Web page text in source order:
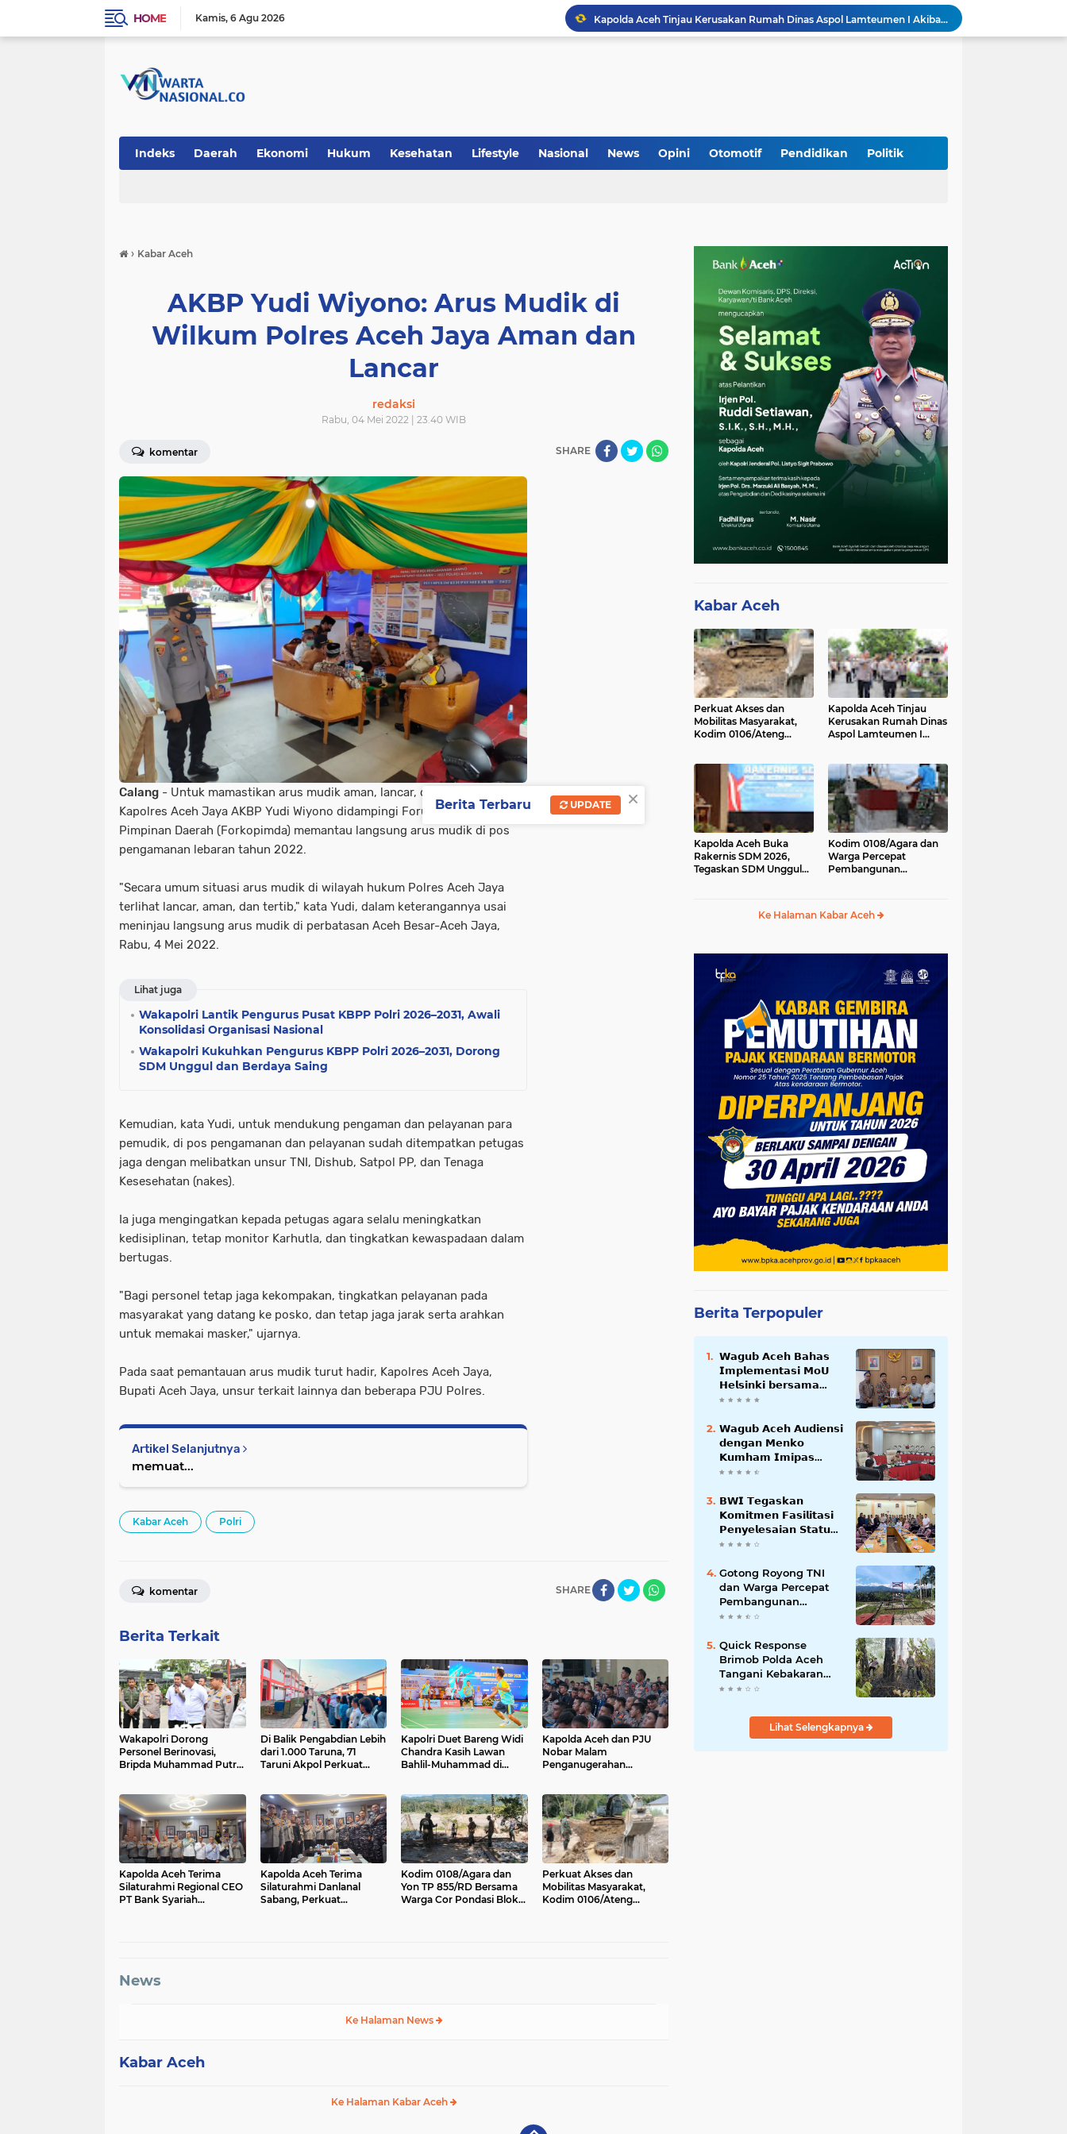
HOME Kamis 6 Agu 2026
Kodim Kota Banda Aceh Gelar Sidang Usul Kenaikan Pangkat Bintara dan Tamtama Periode 1 April 2027
Perkuat Akses dan Mobilitas Masyarakat, Kodim 0106/Ateng Dukung Pembangunan Jembatan Beton di Rusip Antara, Aceh Tengah
Indeks Daerah Ekonomi Hukum Kesehatan Lifestyle Nasional News Opini Otomotif Pendidikan Politik
› Kabar Aceh
AKBP Yudi Wiyono: Arus Mudik di
Wilkum Polres Aceh Jaya Aman dan
Lancar
redaksi
Rabu, 04 Mei 2022 | 23.40 WIB
komentar SHARE
Calang - Untuk mamastikan arus mudik aman, lancar, dan tertib,
Kapolres Aceh Jaya AKBP Yudi Wiyono didampingi Forum Koordinasi
Pimpinan Daerah (Forkopimda) memantau langsung arus mudik di pos
pengamanan lebaran tahun 2022.
"Secara umum situasi arus mudik di wilayah hukum Polres Aceh Jaya
terlihat lancar, aman, dan tertib," kata Yudi, dalam keterangannya usai
meninjau langsung arus mudik di perbatasan Aceh Besar-Aceh Jaya,
Rabu, 4 Mei 2022.
Lihat juga
Wakapolri Lantik Pengurus Pusat KBPP Polri 2026–2031, Awali
Konsolidasi Organisasi Nasional
Wakapolri Kukuhkan Pengurus KBPP Polri 2026–2031, Dorong
SDM Unggul dan Berdaya Saing
Kemudian, kata Yudi, untuk mendukung pengaman dan pelayanan para
pemudik, di pos pengamanan dan pelayanan sudah ditempatkan petugas
jaga dengan melibatkan unsur TNI, Dishub, Satpol PP, dan Tenaga
Kesesehatan (nakes).
Ia juga mengingatkan kepada petugas agara selalu meningkatkan
kedisiplinan, tetap monitor Karhutla, dan tingkatkan kewaspadaan dalam
bertugas.
"Bagi personel tetap jaga kekompakan, tingkatkan pelayanan pada
masyarakat yang datang ke posko, dan tetap jaga jarak serta arahkan
untuk memakai masker," ujarnya.
Pada saat pemantauan arus mudik turut hadir, Kapolres Aceh Jaya,
Bupati Aceh Jaya, unsur terkait lainnya dan beberapa PJU Polres.
Artikel Selanjutnya
memuat...
Kabar Aceh Polri
SHARE
komentar
Berita Terkait
Wakapolri Dorong
Personel Berinovasi,
Bripda Muhammad Putra
Di Balik Pengabdian Lebih
dari 1.000 Taruna, 71
Taruni Akpol Perkuat
Kapolri Duet Bareng Widi
Chandra Kasih Lawan
Bahlil-Muhammad di
Kapolda Aceh dan PJU
Nobar Malam
Penganugerahan
Penghargaan
Kapolda Aceh Terima
Silaturahmi Regional CEO
PT Bank Syariah
Kapolda Aceh Terima
Silaturahmi Danlanal
Sabang, Perkuat
Kodim 0108/Agara dan
Yon TP 855/RD Bersama
Warga Cor Pondasi Blok
Perkuat Akses dan
Mobilitas Masyarakat,
Kodim 0106/Ateng
News
Ke Halaman News
Kabar Aceh
Ke Halaman Kabar Aceh
Kabar Aceh
Perkuat Akses dan
Mobilitas Masyarakat,
Kodim 0106/Ateng
Rusip Antara, Aceh
Tengah
Kapolda Aceh Tinjau
Kerusakan Rumah Dinas
Aspol Lamteumen I
Kapolda Aceh Buka
Rakernis SDM 2026,
Tegaskan SDM Unggul
Kodim 0108/Agara dan
Warga Percepat
Pembangunan
Ke Halaman Kabar Aceh
Berita Terpopuler
𝗪𝗮𝗴𝘂𝗯 𝗔𝗰𝗲𝗵 𝗕𝗮𝗵𝗮𝘀
𝗜𝗺𝗽𝗹𝗲𝗺𝗲𝗻𝘁𝗮𝘀𝗶 𝗠𝗼𝗨
𝗛𝗲𝗹𝘀𝗶𝗻𝗸𝗶 𝗯𝗲𝗿𝘀𝗮𝗺𝗮
𝗦𝗲𝗸𝗿𝗲𝘁𝗮𝗿𝗶𝗮𝘁 𝗡𝗲𝗴𝗮𝗿𝗮
𝗪𝗮𝗴𝘂𝗯 𝗔𝗰𝗲𝗵 𝗔𝘂𝗱𝗶𝗲𝗻𝘀𝗶
𝗱𝗲𝗻𝗴𝗮𝗻 𝗠𝗲𝗻𝗸𝗼
𝗞𝘂𝗺𝗵𝗮𝗺 𝗜𝗺𝗶𝗽𝗮𝘀
𝗧𝗲𝗿𝗸𝗮𝗶𝘁 𝗦𝘁𝗮𝘁𝘂𝘀 𝗪𝗮𝗸𝗮𝗳
𝗕𝗪𝗜 𝗧𝗲𝗴𝗮𝘀𝗸𝗮𝗻
𝗞𝗼𝗺𝗶𝘁𝗺𝗲𝗻 𝗙𝗮𝘀𝗶𝗹𝗶𝘁𝗮𝘀𝗶
𝗣𝗲𝗻𝘆𝗲𝗹𝗲𝘀𝗮𝗶𝗮𝗻 𝗦𝘁𝗮𝘁𝘂𝘀
𝗪𝗮𝗸𝗮𝗳 𝗕𝗹𝗮𝗻𝗴 𝗣𝗮𝗱𝗮𝗻𝗴
Gotong Royong TNI
dan Warga Percepat
Pembangunan
Jembatan Gantung
Aceh Tenggara
Quick Response
Brimob Polda Aceh
Tangani Kebakaran
Hutan di Lembah
Lihat Selengkapnya
×
Berita Terbaru UPDATE